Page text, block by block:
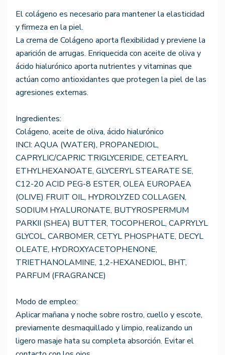
El colágeno es necesario para mantener la elasticidad
y firmeza en la piel.
La crema de Colágeno aporta flexibilidad y previene la
aparición de arrugas. Enriquecida con aceite de oliva y
ácido hialurónico aporta nutrientes y vitaminas que
actúan como antioxidantes que protegen la piel de las
agresiones externas.
Ingredientes:
Colágeno, aceite de oliva, ácido hialurónico
INCI: AQUA (WATER), PROPANEDIOL,
CAPRYLIC/CAPRIC TRIGLYCERIDE, CETEARYL
ETHYLHEXANOATE, GLYCERYL STEARATE SE,
C12-20 ACID PEG-8 ESTER, OLEA EUROPAEA
(OLIVE) FRUIT OIL, HYDROLYZED COLLAGEN,
SODIUM HYALURONATE, BUTYROSPERMUM
PARKII (SHEA) BUTTER, TOCOPHEROL, CAPRYLYL
GLYCOL, CARBOMER, CETYL PHOSPHATE, DECYL
OLEATE, HYDROXYACETOPHENONE,
TRIETHANOLAMINE, 1,2-HEXANEDIOL, BHT,
PARFUM (FRAGRANCE)
Modo de empleo:
Aplicar mañana y noche sobre rostro, cuello y escote,
previamente desmaquillado y limpio, realizando un
ligero masaje hata su completa absorción. Evitar el